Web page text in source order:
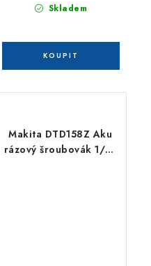
Skladem
Makita DTD158Z Aku
rázový šroubovák 1/4"